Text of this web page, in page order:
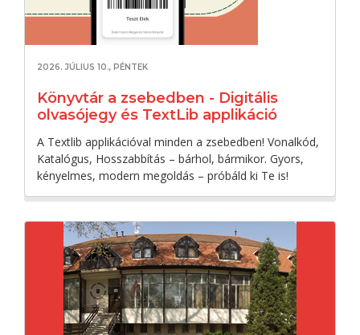
2026. JÚLIUS 10., PÉNTEK
Könyvtár a zsebedben - Digitális
olvasójegy és TextLib applikáció
A Textlib applikációval minden a zsebedben! Vonalkód,
Katalógus, Hosszabbítás – bárhol, bármikor. Gyors,
kényelmes, modern megoldás – próbáld ki Te is!